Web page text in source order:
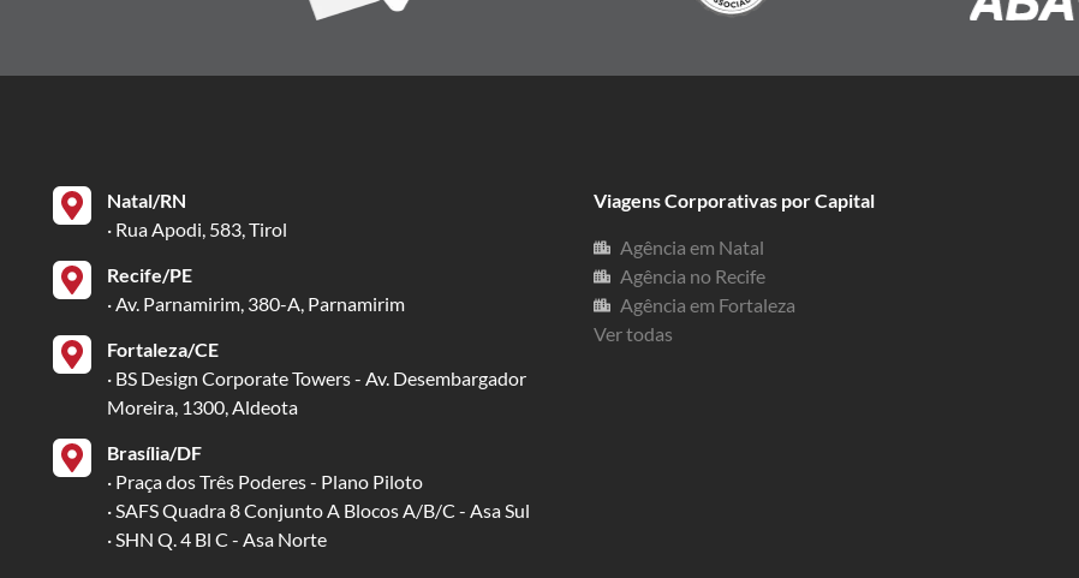
Natal/RN
· Rua Apodi, 583, Tirol
Recife/PE
· Av. Parnamirim, 380-A, Parnamirim
Fortaleza/CE
· BS Design Corporate Towers - Av. Desembargador
Moreira, 1300, Aldeota
Brasília/DF
· Praça dos Três Poderes - Plano Piloto
· SAFS Quadra 8 Conjunto A Blocos A/B/C - Asa Sul
· SHN Q. 4 Bl C - Asa Norte
Viagens Corporativas por Capital
Agência em Natal
Agência no Recife
Agência em Fortaleza
Ver todas